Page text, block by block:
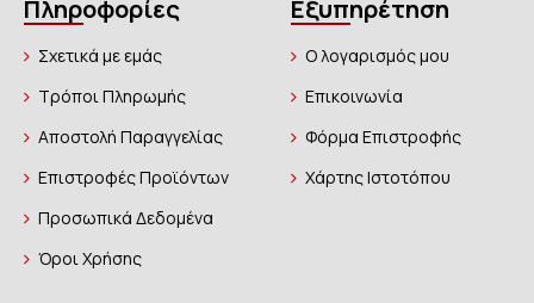
Πληροφορίες
Σχετικά με εμάς
Τρόποι Πληρωμής
Αποστολή Παραγγελίας
Επιστροφές Προϊόντων
Προσωπικά Δεδομένα
Όροι Χρήσης
Εξυπηρέτηση
Ο λογαρισμός μου
Επικοινωνία
Φόρμα Επιστροφής
Χάρτης Ιστοτόπου